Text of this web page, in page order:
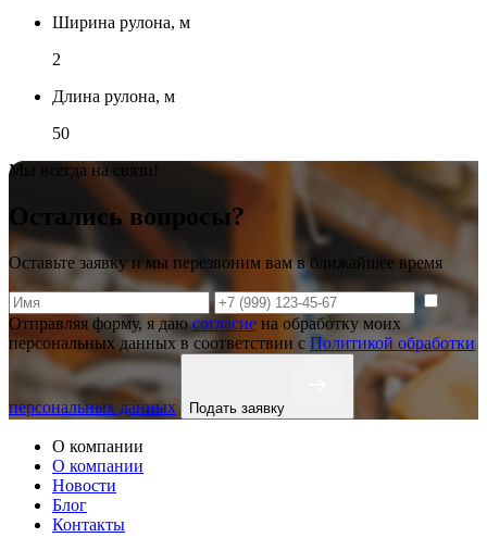
Ширина рулона, м
2
Длина рулона, м
50
Мы всегда на связи!
Остались вопросы?
Оставьте заявку и мы перезвоним вам в ближайшее время
Отправляя форму, я даюсогласие на обработку моих
персональных данных в соответствии с Политикой обработки
персональных данных Подать заявку
О компании
О компании
Новости
Блог
Контакты